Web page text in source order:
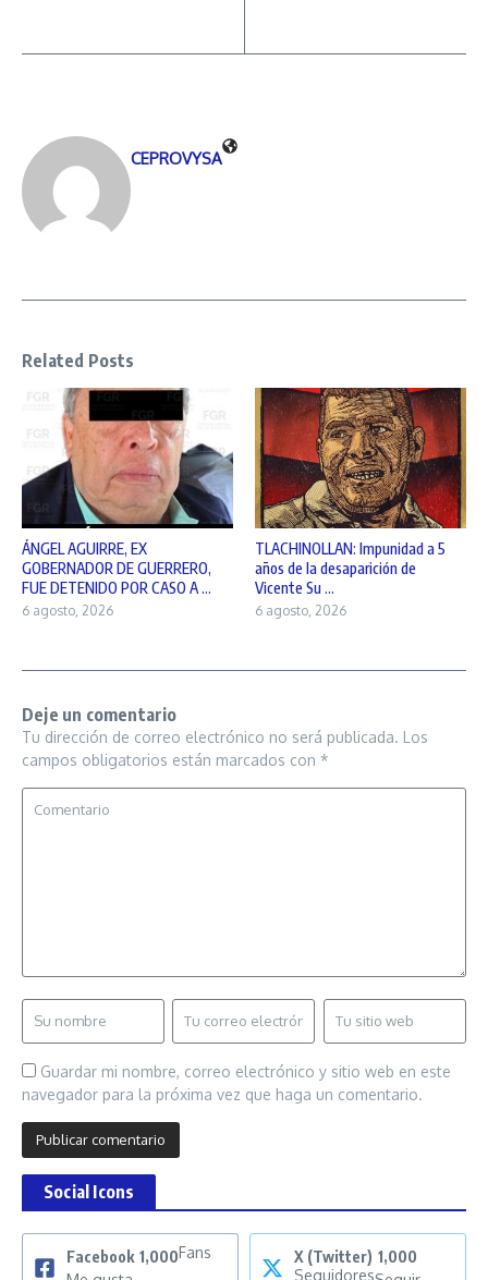
CEPROVYSA
Related Posts
ÁNGEL AGUIRRE, EX
GOBERNADOR DE GUERRERO,
FUE DETENIDO POR CASO A ...
6 agosto, 2026
TLACHINOLLAN: Impunidad a 5
años de la desaparición de
Vicente Su ...
6 agosto, 2026
Deje un comentario
Tu dirección de correo electrónico no será publicada. Los
campos obligatorios están marcados con *
Guardar mi nombre, correo electrónico y sitio web en este
navegador para la próxima vez que haga un comentario.
Social Icons
Facebook 1,000Fans
X (Twitter) 1,000
Seguidores